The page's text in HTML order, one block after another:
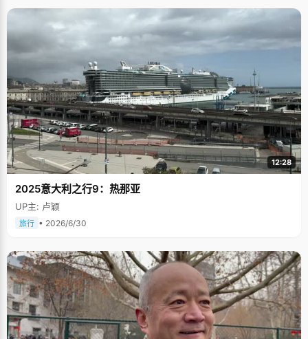
12:28
2025意大利之行9：热那亚
UP主: 卢颖
旅行 • 2026/6/30